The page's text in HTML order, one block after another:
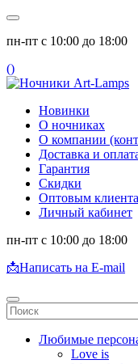
пн-пт с 10:00 до 18:00
()
Новинки
О ночниках
О компании
Доставка и
Гарантия
Скидки
Оптовым
Личный кабинет
пн-пт с 10:00 до 18:00
📩Написать на E-mail
Любимые
Love is